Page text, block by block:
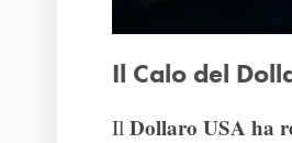
Il Calo del
Il Dollaro USA ha